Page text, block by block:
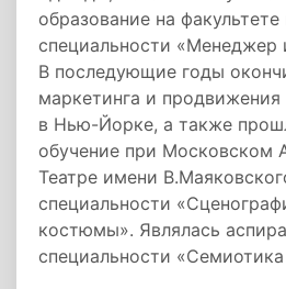
образование на
специальности «Менеджер
В последующие годы
маркетинга и
в Нью-Йорке, а также
обучение при Московском
Театре имени
специальности
костюмы». Являлась
специальности «Семиотика